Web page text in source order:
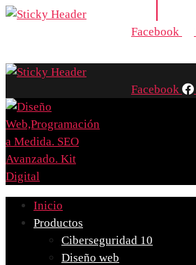
Facebook
Facebook
Inicio
Productos
Ciberseguridad 10
Diseño web